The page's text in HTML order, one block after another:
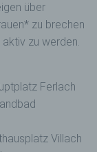
über
zu brechen
zu werden.
Ferlach
Villach